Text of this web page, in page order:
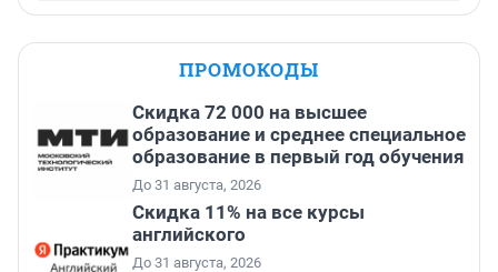
ПРОМОКОДЫ
Скидка 72 000 на высшее
образование и среднее специальное
образование в первый год обучения
До 31 августа, 2026
Скидка 11% на все курсы
английского
До 31 августа, 2026